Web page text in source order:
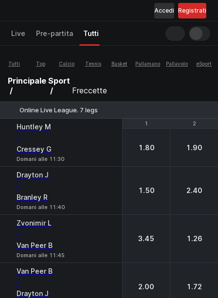
Registrati
Accedi
Live Pre-partita Tutti
Tutti Top Calcio Tennis Basket Pallamano Pallavolo eSport
Principale Sport
Freccette
Online Live League. 7 legs
1 2
Huntley М
-
Cressey G
Domani alle 11:30
1 2
1.80 1.90
Drayton J
-
Branley R
Domani alle 11:40
1.50 2.40
Zvonimir L
-
Van Peer B
Domani alle 11:45
3.45 1.26
Van Peer B
-
Drayton J
2.00 1.72